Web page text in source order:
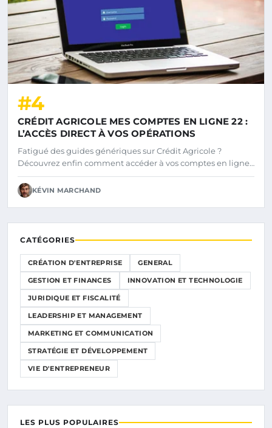
#4
CRÉDIT AGRICOLE MES COMPTES EN LIGNE 22 :
L’ACCÈS DIRECT À VOS OPÉRATIONS
Fatigué des guides génériques sur Crédit Agricole ?
Découvrez enfin comment accéder à vos comptes en ligne…
KÉVIN MARCHAND
CATÉGORIES
CRÉATION D'ENTREPRISE GENERAL
GESTION ET FINANCES INNOVATION ET TECHNOLOGIE
JURIDIQUE ET FISCALITÉ
LEADERSHIP ET MANAGEMENT
MARKETING ET COMMUNICATION
STRATÉGIE ET DÉVELOPPEMENT
VIE D'ENTREPRENEUR
LES PLUS POPULAIRES